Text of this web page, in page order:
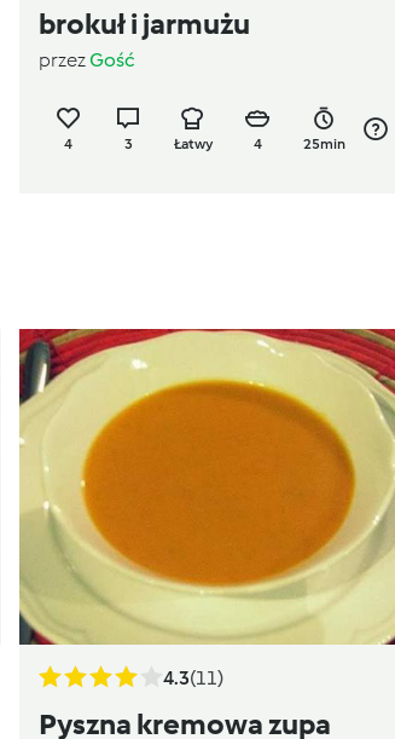
brokuł i jarmużu
przezGość
4 3 Łatwy 4 25min
4.3(11)
Pyszna kremowa zupa